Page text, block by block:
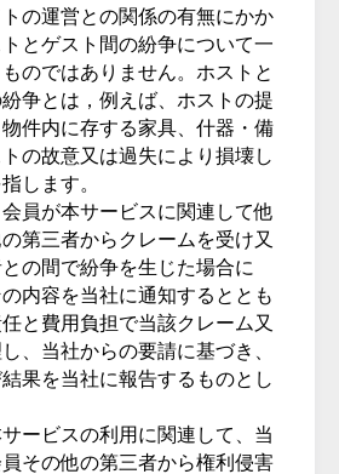
の運営との関係の有無にかか
とゲスト間の紛争について一
のではありません。ホストと
争とは，例えば、ホストの提
件内に存する家具、什器・備
の故意又は過失により損壊し
します。
員が本サービスに関連して他
第三者からクレームを受け又
の間で紛争を生じた場合に
内容を当社に通知するととも
と費用負担で当該クレーム又
、当社からの要請に基づき、
果を当社に報告するものとし
ービスの利用に関連して、当
その他の第三者から権利侵害